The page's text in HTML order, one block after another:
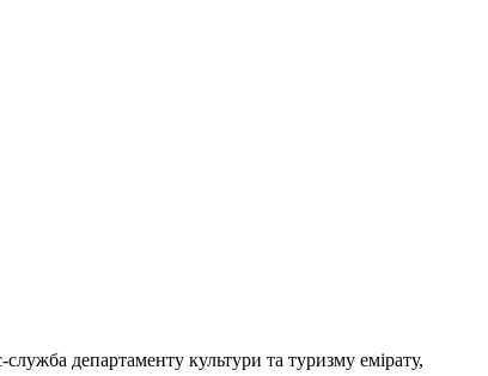
департаменту культури та туризму емірату,